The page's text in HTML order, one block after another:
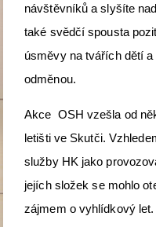
návštěvníků a slyšíte
také svědčí spousta
úsměvy na tvářích dětí
odměnou.
Akce OSH vzešla od
letišti ve Skutči.
služby HK jako
jejích složek se mohlo
zájmem o vyhlídkový let.